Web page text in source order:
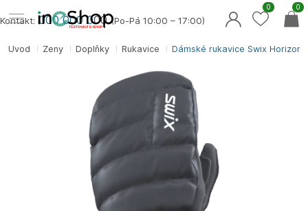
Úvod Ženy Doplňky Rukavice Dámské rukavice Swix Horizon
Kontakt: 000 000 000(Po-Pá 10:00 – 17:00)
0
0